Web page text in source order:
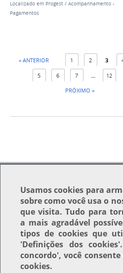
Localizado em Progest / Acompanhamento -
Pagamentos
« ANTERIOR 1 2 3
5 6 7 ...
12
PRÓXIMO »
Usamoscookies para
sobre como você usa o
que visita. Tudo para
a mais agradável
tipos de cookies que
'Definições dos cookies'
concordo', você
cookies.